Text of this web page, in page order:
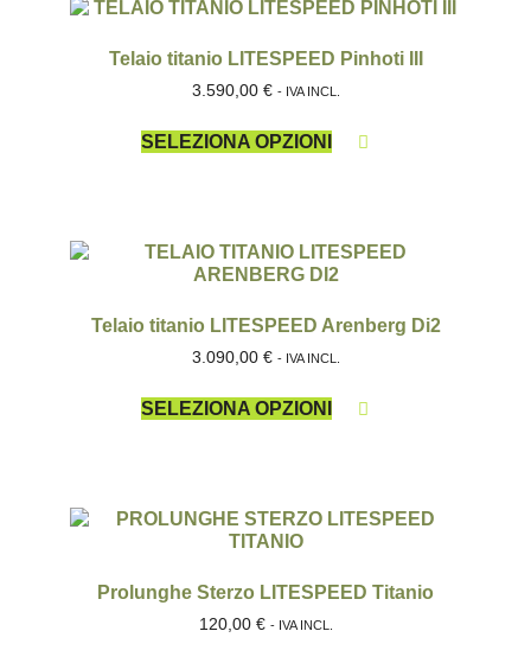
Telaio titanio LITESPEED Pinhoti III
3.590,00 € - IVA INCL.
SELEZIONA OPZIONI
Telaio titanio LITESPEED Arenberg Di2
3.090,00 € - IVA INCL.
SELEZIONA OPZIONI
Prolunghe Sterzo LITESPEED Titanio
120,00 € - IVA INCL.